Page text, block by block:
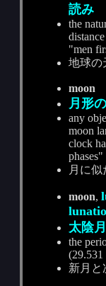
読み
the
"men
地球の
moon
月形
any
moon
clock
phases"
月に
moon,
太陰月
the
(29.531
新月と